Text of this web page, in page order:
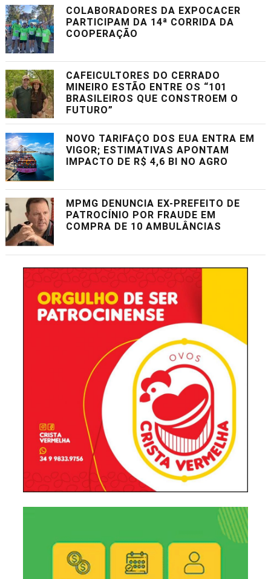
COLABORADORES DA EXPOCACER
PARTICIPAM DA 14ª CORRIDA DA
COOPERAÇÃO
CAFEICULTORES DO CERRADO
MINEIRO ESTÃO ENTRE OS “101
BRASILEIROS QUE CONSTROEM O
FUTURO”
NOVO TARIFAÇO DOS EUA ENTRA EM
VIGOR; ESTIMATIVAS APONTAM
IMPACTO DE R$ 4,6 BI NO AGRO
MPMG DENUNCIA EX-PREFEITO DE
PATROCÍNIO POR FRAUDE EM
COMPRA DE 10 AMBULÂNCIAS